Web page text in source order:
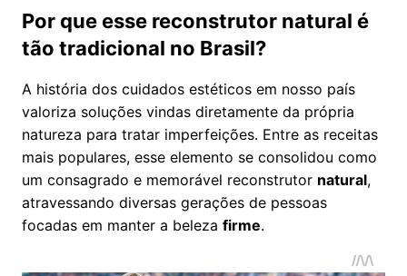
Por que esse reconstrutor natural é
tão tradicional no Brasil?
A história dos cuidados estéticos em nosso país
valoriza soluções vindas diretamente da própria
natureza para tratar imperfeições. Entre as receitas
mais populares, esse elemento se consolidou como
um consagrado e memorável reconstrutor natural,
atravessando diversas gerações de pessoas
focadas em manter a beleza firme.